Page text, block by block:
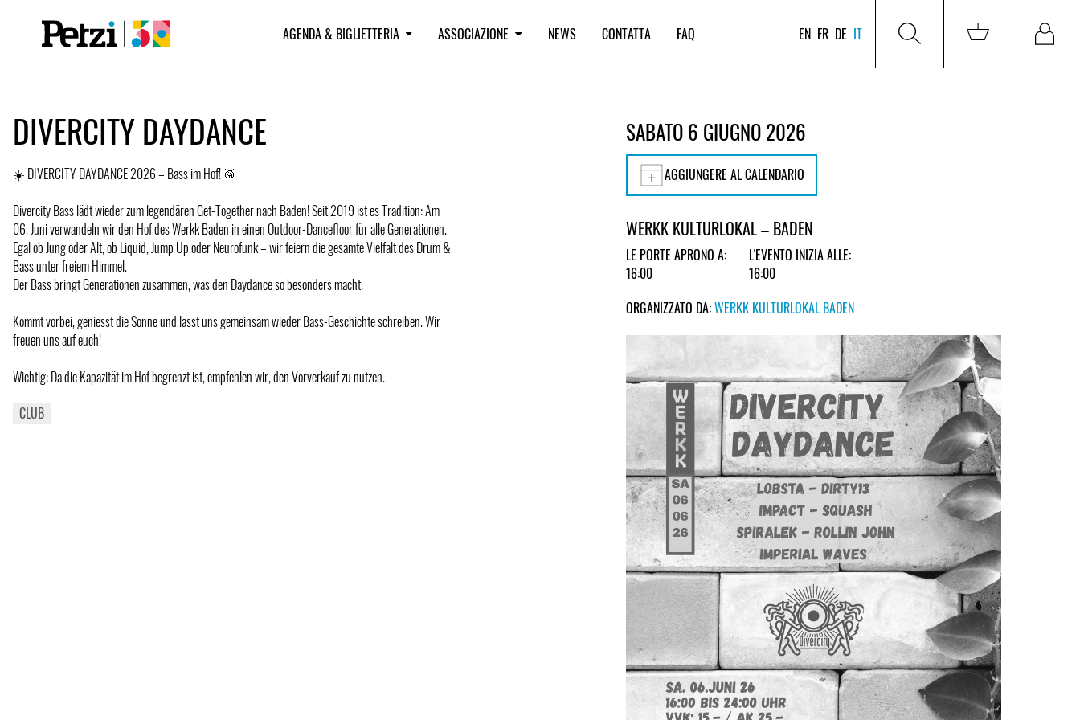
AGENDA & BIGLIETTERIA ASSOCIAZIONE NEWS CONTATTA FAQ EN FR DE IT
DIVERCITY DAYDANCE
☀️ DIVERCITY DAYDANCE 2026 – Bass im Hof! 🥁
Divercity Bass lädt wieder zum legendären Get-Together nach Baden! Seit 2019 ist es Tradition: Am
06. Juni verwandeln wir den Hof des Werkk Baden in einen Outdoor-Dancefloor für alle Generationen.
Egal ob Jung oder Alt, ob Liquid, Jump Up oder Neurofunk – wir feiern die gesamte Vielfalt des Drum &
Bass unter freiem Himmel.
Der Bass bringt Generationen zusammen, was den Daydance so besonders macht.
Kommt vorbei, geniesst die Sonne und lasst uns gemeinsam wieder Bass-Geschichte schreiben. Wir
freuen uns auf euch!
Wichtig: Da die Kapazität im Hof begrenzt ist, empfehlen wir, den Vorverkauf zu nutzen.
CLUB
SABATO 6 GIUGNO 2026
AGGIUNGERE AL CALENDARIO
WERKK KULTURLOKAL – BADEN
LE PORTE APRONO A:
16:00
L'EVENTO INIZIA ALLE:
16:00
ORGANIZZATO DA:WERKK KULTURLOKAL BADEN